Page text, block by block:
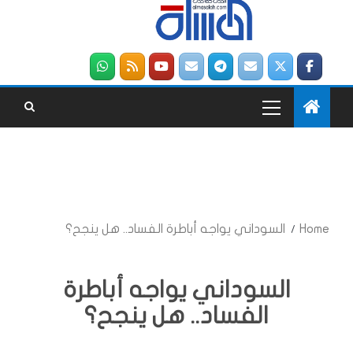
Home السوداني يواجه أباطرة الفساد.. هل ينجح؟
السوداني يواجه أباطرة
الفساد.. هل ينجح؟